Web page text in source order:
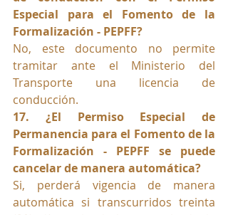
Especial para el Fomento de la
Formalización - PEPFF?
No, este documento no permite
tramitar ante el Ministerio del
Transporte una licencia de
conducción.
17. ¿El Permiso Especial de
Permanencia para el Fomento de la
Formalización - PEPFF se puede
cancelar de manera automática?
Si, perderá vigencia de manera
automática si transcurridos treinta